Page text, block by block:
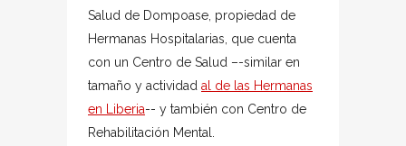
Salud de Dompoase, propiedad de
Hermanas Hospitalarias, que cuenta
con un Centro de Salud –-similar en
tamaño y actividad al de las Hermanas
en Liberia-- y también con Centro de
Rehabilitación Mental.